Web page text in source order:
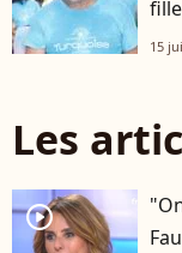
15
Les
player2